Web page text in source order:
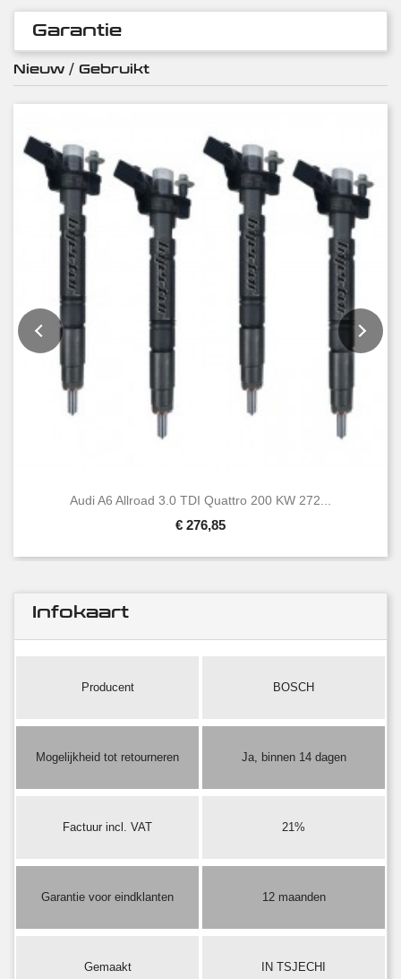
Garantie
Nieuw / Gebruikt
Audi A6 Allroad 3.0 TDI Quattro 200 KW 272...
€ 276,85
Infokaart
Producent BOSCH
Mogelijkheid tot retourneren Ja, binnen 14 dagen
Factuur incl. VAT 21%
Garantie voor eindklanten 12 maanden
Gemaakt IN TSJECHI